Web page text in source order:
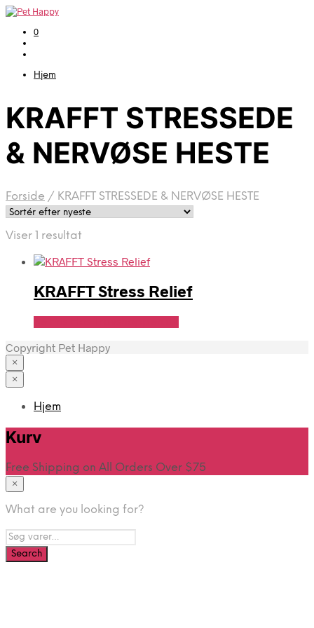
0
Hjem
KRAFFT STRESSEDE
& NERVØSE HESTE
Forside / KRAFFT STRESSEDE & NERVØSE HESTE
Viser 1 resultat
KRAFFT Stress Relief
Copyright Pet Happy
×
×
Hjem
Kurv
Free Shipping on All Orders Over $75
×
What are you looking for?